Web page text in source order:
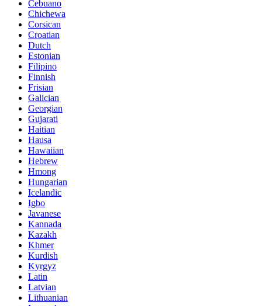
Cebuano
Chichewa
Corsican
Croatian
Dutch
Estonian
Filipino
Finnish
Frisian
Galician
Georgian
Gujarati
Haitian
Hausa
Hawaiian
Hebrew
Hmong
Hungarian
Icelandic
Igbo
Javanese
Kannada
Kazakh
Khmer
Kurdish
Kyrgyz
Latin
Latvian
Lithuanian